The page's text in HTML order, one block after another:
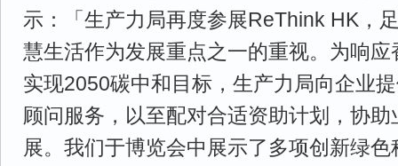
示：「生产力局再度参展ReThink HK，
慧生活作为发展重点之一的重视。为响
实现2050碳中和目标，生产力局向企业
顾问服务，以至配对合适资助计划，协
展。我们于博览会中展示了多项创新绿